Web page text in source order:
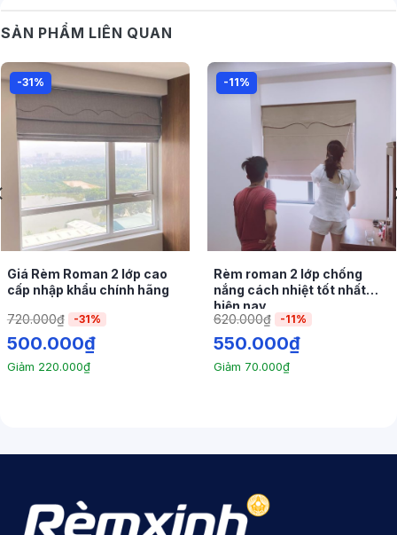
Tham khảo:
Rèm phòng tắm
Rèm phòng thờ
Tính năng hiện đại : Nhiều sản phẩm rèm Roman Hàn
SẢN PHẨM LIÊN QUAN
-31%
Giá Rèm Roman 2 lớp cao
cấp nhập khẩu chính hãng
720.000₫ -31%
500.000₫
Giảm 220.000₫
-11%
Rèm roman 2 lớp chống
nắng cách nhiệt tốt nhất
hiện nay
620.000₫ -11%
550.000₫
Giảm 70.000₫